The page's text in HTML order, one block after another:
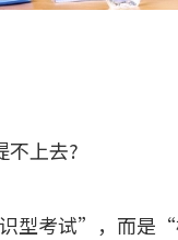
上去?
型考试”，而是